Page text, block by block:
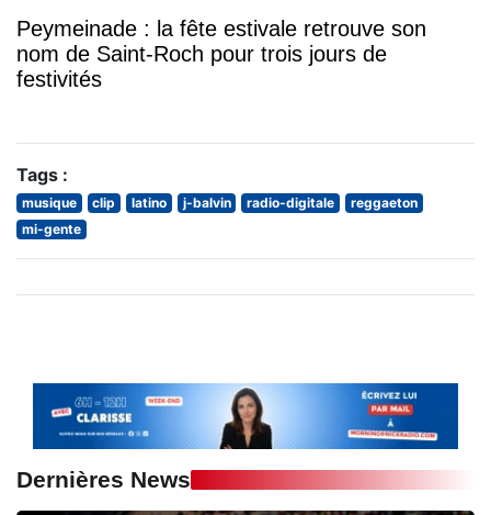
Peymeinade : la fête estivale retrouve son
nom de Saint-Roch pour trois jours de
festivités
Tags :
musique clip latino j-balvin radio-digitale
reggaeton
mi-gente
Dernières News